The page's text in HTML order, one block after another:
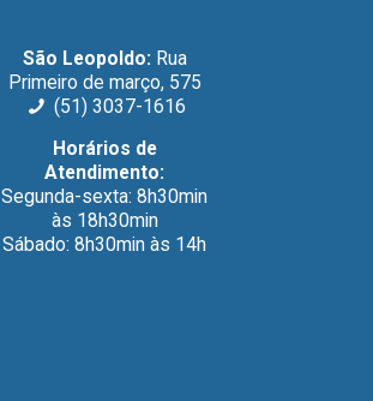
São Leopoldo: Rua
Primeiro de março, 575
(51) 3037-1616
Horários de
Atendimento:
Segunda-sexta: 8h30min
às 18h30min
Sábado: 8h30min às 14h